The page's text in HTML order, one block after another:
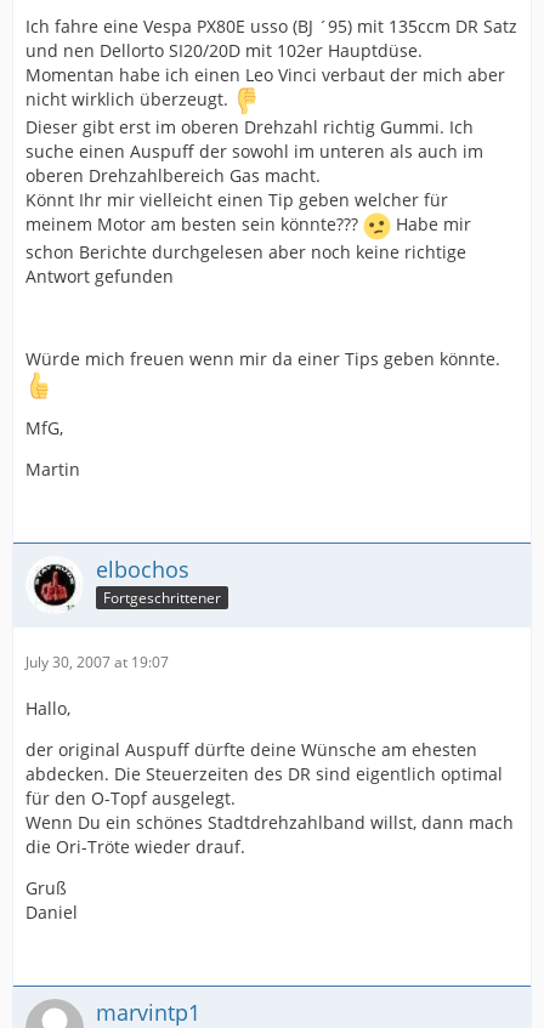
Ich fahre eine Vespa PX80E usso (BJ ´95) mit 135ccm DR Satz
und nen Dellorto SI20/20D mit 102er Hauptdüse.
Momentan habe ich einen Leo Vinci verbaut der mich aber
nicht wirklich überzeugt.
Dieser gibt erst im oberen Drehzahl richtig Gummi. Ich
suche einen Auspuff der sowohl im unteren als auch im
oberen Drehzahlbereich Gas macht.
Könnt Ihr mir vielleicht einen Tip geben welcher für
meinem Motor am besten sein könnte???
Habe mir
schon Berichte durchgelesen aber noch keine richtige
Antwort gefunden
Würde mich freuen wenn mir da einer Tips geben könnte.
MfG,
Martin
elbochos
Fortgeschrittener
July 30, 2007 at 19:07
Hallo,
der original Auspuff dürfte deine Wünsche am ehesten
abdecken. Die Steuerzeiten des DR sind eigentlich optimal
für den O-Topf ausgelegt.
Wenn Du ein schönes Stadtdrehzahlband willst, dann mach
die Ori-Tröte wieder drauf.
Gruß
Daniel
marvintp1